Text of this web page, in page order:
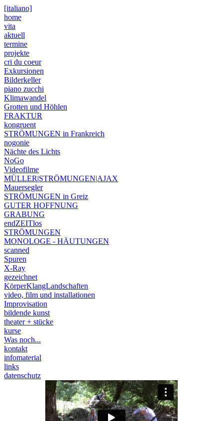
[italiano]
home
vita
aktuell
termine
projekte
cri du coeur
Exkursionen
Bilderkeller
piano zucchi
Klimawandel
Grotten und Höhlen
FRAKTUR
kongruent
STRÖMUNGEN in Frankreich
nogonie
Nächte des Lichts
NoGo
Videofilme
MÜLLER|STRÖMUNGEN|AJAX
Mauersegler
STRÖMUNGEN in Greiz
GUTER HOFFNUNG
GRABUNG
endZEITlos
STRÖMUNGEN
MONOLOGE - HÄUTUNGEN
scanned
Spuren
X-Ray
gezeichnet
KörperKlangLandschaften
video, film und installationen
Improvisation
bildende kunst
theater + stücke
kurse
Was noch...
kontakt
infomaterial
links
datenschutz